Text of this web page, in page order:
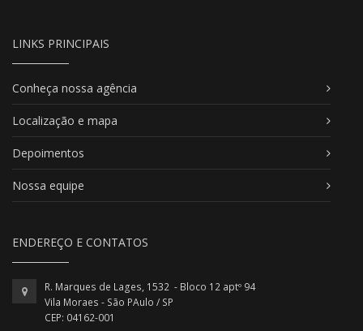
LINKS PRINCIPAIS
Conheça nossa agência
Localização e mapa
Depoimentos
Nossa equipe
ENDEREÇO E CONTATOS
R. Marques de Lages, 1532 - Bloco 12 aptº 94
Vila Moraes - São PAulo / SP
CEP: 04162-001